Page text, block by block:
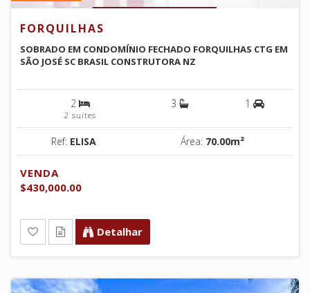
FORQUILHAS
SOBRADO EM CONDOMÍNIO FECHADO FORQUILHAS CTG EM
SÃO JOSÉ SC BRASIL CONSTRUTORA NZ
2
2 suítes
3 1
Ref: ELISA Área: 70.00m²
VENDA
$430,000.00
Detalhar